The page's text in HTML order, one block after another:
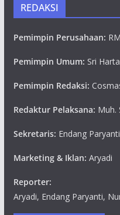
REDAKSI
Pemimpin Perusahaan:
Pemimpin Umum: Sri
Pemimpin Redaksi:
Redaktur Pelaksana: Muh.
Sekretaris: Endang Paryanti
Marketing & Iklan: Aryadi
Reporter:
Aryadi, Endang Paryanti,